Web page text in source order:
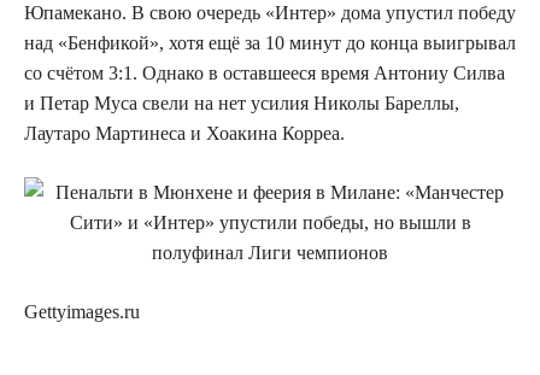
Юпамекано. В свою очередь «Интер» дома упустил победу
над «Бенфикой», хотя ещё за 10 минут до конца выигрывал
со счётом 3:1. Однако в оставшееся время Антониу Силва
и Петар Муса свели на нет усилия Николы Бареллы,
Лаутаро Мартинеса и Хоакина Корреа.
Gettyimages.ru